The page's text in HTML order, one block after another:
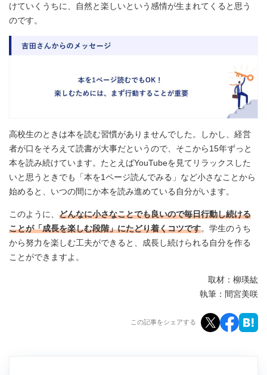
けていくうちに、自然と楽しいという感情が生まれてくると思う
のです。
高校生のときは本を読む習慣がありませんでした。しかし、経営
者が口をそろえて読書が大事だというので、そこから15年ずっと
本を読み続けています。たとえばYouTubeを見てリラックスした
いと思うときでも「本を1ページ読んでみる」など小さなことから
始めると、いつの間にか本を読み進めている自分がいます。
このように、 どんなに小さなことでも良いので毎日行動し続ける
ことが「成長を楽しむ段階」にたどり着くコツです。学生のうち
から努力を楽しむ工夫ができると、成長し続けられる自分を作る
ことができますよ。
取材：柳瑛紘
執筆：間宮美咲
この記事をシェアする